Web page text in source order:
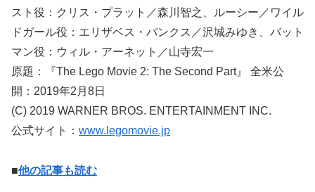
スト役：クリス・プラット／森川智之、ルーシー／ワイル
ドガール役：エリザベス・バンクス／沢城みゆき、バット
マン役：ウィル・アーネット／山寺宏一
原題：『The Lego Movie 2: The Second Part』 全米公
開：2019年2月8日
(C) 2019 WARNER BROS. ENTERTAINMENT INC.
公式サイト： www.legomovie.jp
■他の記事も読む